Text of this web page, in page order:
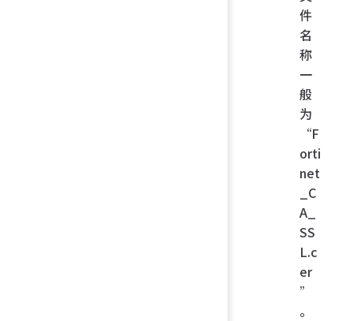
件
名
称
一
般
为
“F
orti
net
_C
A_
SS
L.c
er
”
。